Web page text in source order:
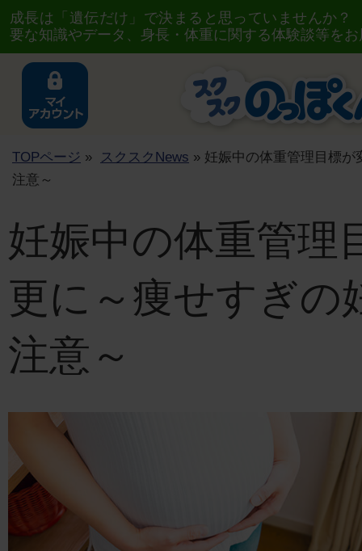
成長は「遺伝だけ」で決まると思っていませんか
要な知識やデータ、身長・体重に関する体験談等を
TOPページ » スクスクNews » 妊娠中の体重管理目標
注意～
妊娠中の体重管理
更に～痩せすぎの
注意～